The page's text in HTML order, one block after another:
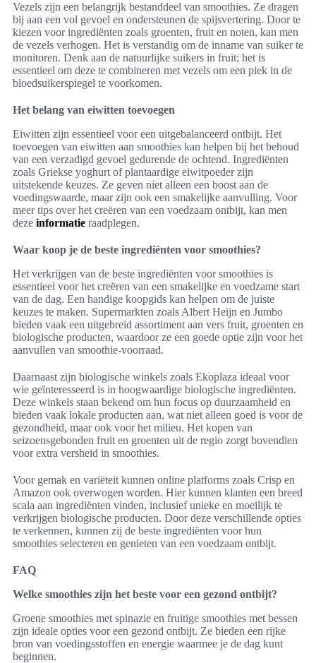
Vezels zijn een belangrijk bestanddeel van smoothies. Ze dragen
bij aan een vol gevoel en ondersteunen de spijsvertering. Door te
kiezen voor ingrediënten zoals groenten, fruit en noten, kan men
de vezels verhogen. Het is verstandig om de inname van suiker te
monitoren. Denk aan de natuurlijke suikers in fruit; het is
essentieel om deze te combineren met vezels om een piek in de
bloedsuikerspiegel te voorkomen.
Het belang van eiwitten toevoegen
Eiwitten zijn essentieel voor een uitgebalanceerd ontbijt. Het
toevoegen van eiwitten aan smoothies kan helpen bij het behoud
van een verzadigd gevoel gedurende de ochtend. Ingrediënten
zoals Griekse yoghurt of plantaardige eiwitpoeder zijn
uitstekende keuzes. Ze geven niet alleen een boost aan de
voedingswaarde, maar zijn ook een smakelijke aanvulling. Voor
meer tips over het creëren van een voedzaam ontbijt, kan men
deze informatie raadplegen.
Waar koop je de beste ingrediënten voor smoothies?
Het verkrijgen van de beste ingrediënten voor smoothies is
essentieel voor het creëren van een smakelijke en voedzame start
van de dag. Een handige koopgids kan helpen om de juiste
keuzes te maken. Supermarkten zoals Albert Heijn en Jumbo
bieden vaak een uitgebreid assortiment aan vers fruit, groenten en
biologische producten, waardoor ze een goede optie zijn voor het
aanvullen van smoothie-voorraad.
Daarnaast zijn biologische winkels zoals Ekoplaza ideaal voor
wie geïnteresseerd is in hoogwaardige biologische ingrediënten.
Deze winkels staan bekend om hun focus op duurzaamheid en
bieden vaak lokale producten aan, wat niet alleen goed is voor de
gezondheid, maar ook voor het milieu. Het kopen van
seizoensgebonden fruit en groenten uit de regio zorgt bovendien
voor extra versheid in smoothies.
Voor gemak en variëteit kunnen online platforms zoals Crisp en
Amazon ook overwogen worden. Hier kunnen klanten een breed
scala aan ingrediënten vinden, inclusief unieke en moeilijk te
verkrijgen biologische producten. Door deze verschillende opties
te verkennen, kunnen zij de beste ingrediënten voor hun
smoothies selecteren en genieten van een voedzaam ontbijt.
FAQ
Welke smoothies zijn het beste voor een gezond ontbijt?
Groene smoothies met spinazie en fruitige smoothies met bessen
zijn ideale opties voor een gezond ontbijt. Ze bieden een rijke
bron van voedingsstoffen en energie waarmee je de dag kunt
beginnen.